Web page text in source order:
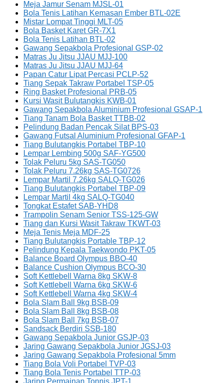
Meja Jamur Senam MJSL-01
Bola Tenis Latihan Kemasan Ember BTL-02E
Mistar Lompat Tinggi MLT-05
Bola Basket Karet GR-7X1
Bola Tenis Latihan BTL-02
Gawang Sepakbola Profesional GSP-02
Matras Ju Jitsu JJAU MJJ-100
Matras Ju Jitsu JJAU MJJ-64
Papan Catur Lipat Percasi PCLP-52
Tiang Sepak Takraw Portabel TSP-05
Ring Basket Profesional PRB-05
Kursi Wasit Bulutangkis KWB-01
Gawang Sepakbola Aluminium Profesional GSAP-1
Tiang Tanam Bola Basket TTBB-02
Pelindung Badan Pencak Silat BPS-03
Gawang Futsal Aluminium Profesional GFAP-1
Tiang Bulutangkis Portabel TBP-10
Lempar Lembing 500g SAF-YG500
Tolak Peluru 5kg SAS-TG050
Tolak Peluru 7.26kg SAS-TG0726
Lempar Martil 7.26kg SALQ-TG026
Tiang Bulutangkis Portabel TBP-09
Lempar Martil 4kg SALQ-TG040
Tongkat Estafet SAB-YHD8
Trampolin Senam Senior TSS-125-GW
Tiang dan Kursi Wasit Takraw TKWT-03
Meja Tenis Meja MDF-25
Tiang Bulutangkis Portable TBP-12
Pelindung Kepala Taekwondo PKT-05
Balance Board Olympus BBO-40
Balance Cushion Olympus BCO-30
Soft Kettlebell Warna 8kg SKW-8
Soft Kettlebell Warna 6kg SKW-6
Soft Kettlebell Warna 4kg SKW-4
Bola Slam Ball 9kg BSB-09
Bola Slam Ball 8kg BSB-08
Bola Slam Ball 7kg BSB-07
Sandsack Berdiri SSB-180
Gawang Sepakbola Junior GSJP-03
Jaring Gawang Sepakbola Junior JGSJ-03
Jaring Gawang Sepakbola Profesional 5mm
Tiang Bola Voli Portabel TVP-03
Tiang Bola Tenis Portabel TTP-03
Jaring Permainan Tonnis JPT-1